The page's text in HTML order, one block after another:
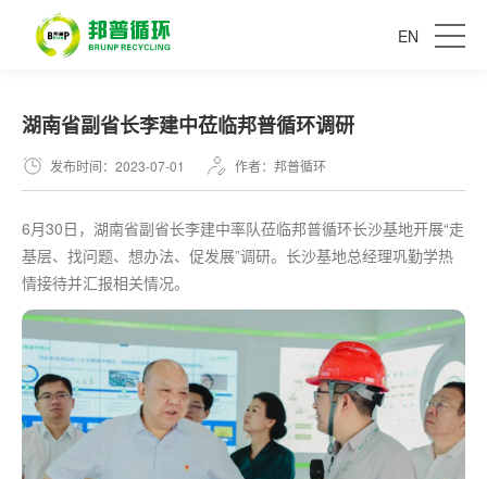
EN
湖南省副省长李建中莅临邦普循环调研
发布时间：2023-07-01 作者：邦普循环
6月30日，湖南省副省长李建中率队莅临邦普循环长沙基地开展“走
基层、找问题、想办法、促发展”调研。长沙基地总经理巩勤学热
情接待并汇报相关情况。